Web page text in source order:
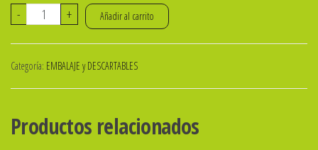
-
ESCARBADIENTES
ENSOBRADOS
x
500u.
+ Añadir al carrito
Categoría: EMBALAJE y DESCARTABLES
Productos relacionados